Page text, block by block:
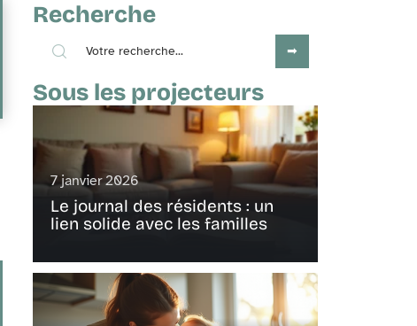
Recherche
Sous les projecteurs
7 janvier 2026
Le journal des résidents : un
lien solide avec les familles